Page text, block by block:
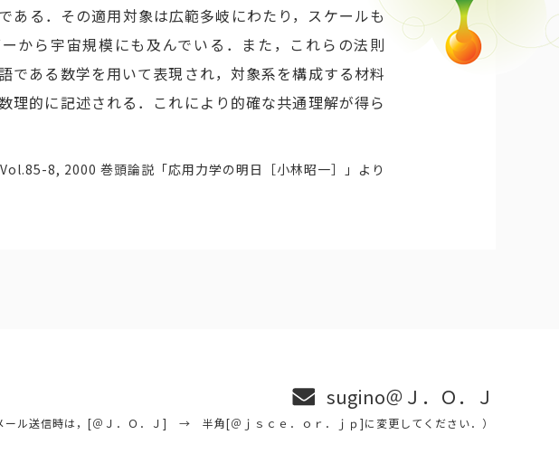
ある．その適用対象は広範多岐にわたり，スケールも
から宇宙規模にも及んでいる．また，これらの法則
である数学を用いて表現され，対象系を構成する材料
理的に記述される．これにより的確な共通理解が得ら
8, 2000 巻頭論説 「応用力学の明日［小林昭一］」より
sugino＠Ｊ．Ｏ．Ｊ
ール送信時は，[＠Ｊ．Ｏ．Ｊ] → 半角[＠ｊｓｃｅ．ｏｒ．ｊｐ]に変更してください．）